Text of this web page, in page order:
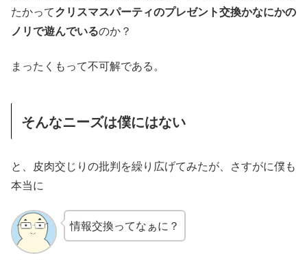
たかってクリスマスパーティのプレゼント交換かなにかの
ノリで遊んでいるのか？
まったくもって不可解である。
そんなニーズは僕にはない
と、皮肉交じりの批判を繰り広げてみたが、さすがに僕も
本当に
情報交換ってなぁに？